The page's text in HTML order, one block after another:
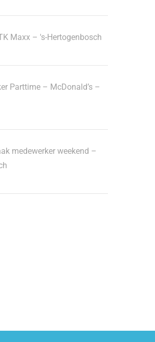
Maxx – 's-Hertogenbosch
Parttime – McDonald’s –
medewerker weekend –